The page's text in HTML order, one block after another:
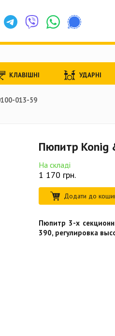
013-59
Пюпитр Konig
На складі
1 170 грн.
Додати до
Пюпитр 3-х
390, регулировка
КЛАВІШНІ УДАРНІ